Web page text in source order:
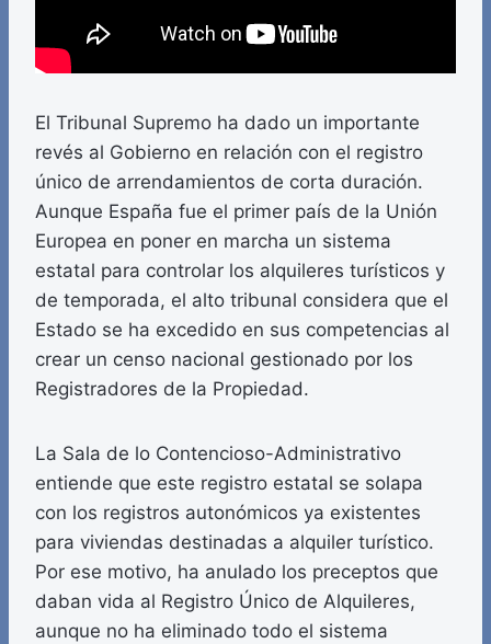
El Tribunal Supremo ha dado un importante
revés al Gobierno en relación con el registro
único de arrendamientos de corta duración.
Aunque España fue el primer país de la Unión
Europea en poner en marcha un sistema
estatal para controlar los alquileres turísticos y
de temporada, el alto tribunal considera que el
Estado se ha excedido en sus competencias al
crear un censo nacional gestionado por los
Registradores de la Propiedad.
La Sala de lo Contencioso-Administrativo
entiende que este registro estatal se solapa
con los registros autonómicos ya existentes
para viviendas destinadas a alquiler turístico.
Por ese motivo, ha anulado los preceptos que
daban vida al Registro Único de Alquileres,
aunque no ha eliminado todo el sistema